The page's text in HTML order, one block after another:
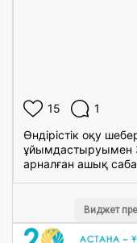
15 1
Өндірістік оқу
ұйымдастыруымен 3
арналған ашық
Виджет